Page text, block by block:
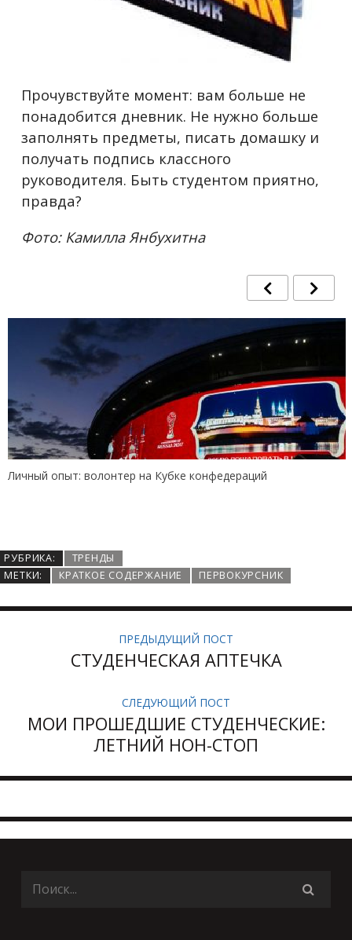
Прочувствуйте момент: вам больше не
понадобится дневник. Не нужно больше
заполнять предметы, писать домашку и
получать подпись классного
руководителя. Быть студентом приятно,
правда?
Фото: Камилла Янбухитна
Личный опыт: волонтер на Кубке конфедераций
РУБРИКА:
ТРЕНДЫ
МЕТКИ:
КРАТКОЕ СОДЕРЖАНИЕ ПЕРВОКУРСНИК
ПРЕДЫДУЩИЙ ПОСТ
СТУДЕНЧЕСКАЯ АПТЕЧКА
СЛЕДУЮЩИЙ ПОСТ
МОИ ПРОШЕДШИЕ СТУДЕНЧЕСКИЕ:
ЛЕТНИЙ НОН-СТОП